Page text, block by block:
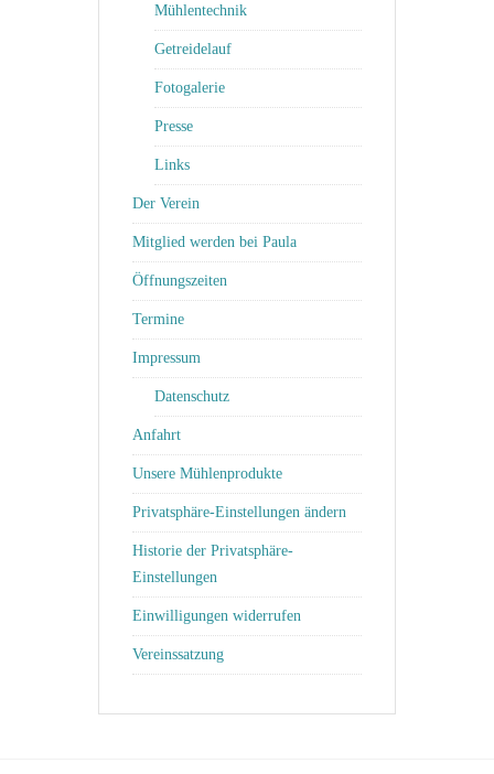
Mühlentechnik
Getreidelauf
Fotogalerie
Presse
Links
Der Verein
Mitglied werden bei Paula
Öffnungszeiten
Termine
Impressum
Datenschutz
Anfahrt
Unsere Mühlenprodukte
Privatsphäre-Einstellungen ändern
Historie der Privatsphäre-
Einstellungen
Einwilligungen widerrufen
Vereinssatzung